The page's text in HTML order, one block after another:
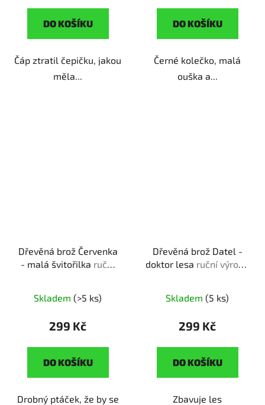
DO KOŠÍKU
Čáp ztratil čepičku, jakou
měla...
DO KOŠÍKU
Černé kolečko, malá
ouška a...
Dřevěná brož Červenka
- malá švitořilka ruční
Skladem (>5 ks)
299 Kč
DO KOŠÍKU
Drobný ptáček, že by se
Dřevěná brož Datel -
doktor lesa ruční výroba
Skladem (5 ks)
299 Kč
DO KOŠÍKU
Zbavuje les